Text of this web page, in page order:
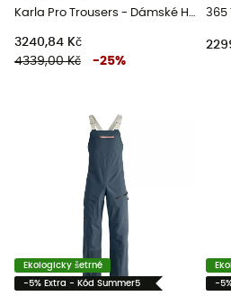
Karla Pro Trousers - Dámské Horolezecké kalhoty
3240,84 Kč
4339,00 Kč
-25%
365
Ekologicky šetrné
-5% Extra - Kód Summer5 -